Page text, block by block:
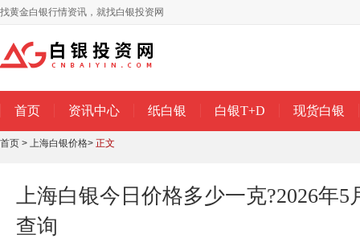
找黄金白银行情资讯，就找白银投资网
首页 资讯中心 纸白银 白银T+D 现货白银
首页 > 上海白银价格> 正文
上海白银今日价格多少一克?2026年5
查询